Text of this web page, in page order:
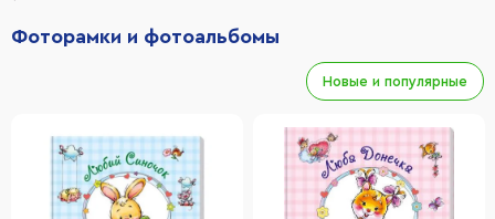
Фоторамки и фотоальбомы
Новые и популярные